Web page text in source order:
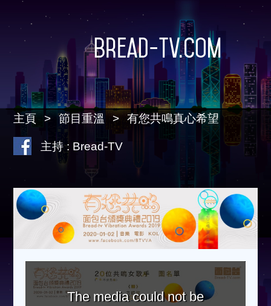
Bread-TV.com
主頁 節目重溫 有您共鳴真心希望
主持 : Bread-TV
The media could not be